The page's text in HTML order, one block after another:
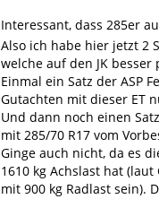
Interessant, dass 285er
Also ich habe hier jetzt 2
welche auf den JK
Einmal ein Satz der ASP
Gutachten mit dieser ET
Und dann noch einen
mit 285/70 R17 vom
Ginge auch nicht, da es
1610 kg Achslast hat
mit 900 kg Radlast sein).